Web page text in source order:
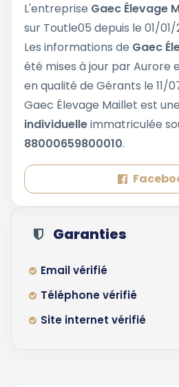
L'entreprise Gaec Élevage
sur Toutle05 depuis le 01/01/
Les informations de Gaec
été mises à jour par Aurore
en qualité de Gérants le 11/
Gaec Élevage Maillet est une
individuelleimmatriculée
88000659800010.
Garanties
Email vérifié
Téléphone vérifié
Site internet vérifié